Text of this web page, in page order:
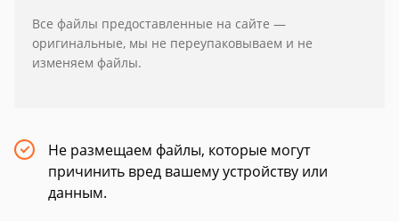
Все файлы предоставленные на сайте —
оригинальные, мы не переупаковываем и не
изменяем файлы.
Не размещаем файлы, которые могут
причинить вред вашему устройству или
данным.